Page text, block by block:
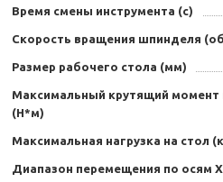
Время смены инструмента (с)
Скорость вращения шпинделя
Размер рабочего стола (мм)
Максимальный крутящий момент
(Н*м)
Максимальная нагрузка на стол
Диапазон перемещения по осям